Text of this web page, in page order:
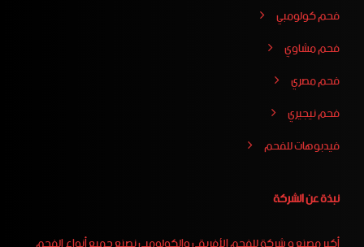
فحم كولومبي
فحم مشاوي
فحم مصري
فحم نيجيري
فيدبوهات للفحم
نبذة عن الشركة